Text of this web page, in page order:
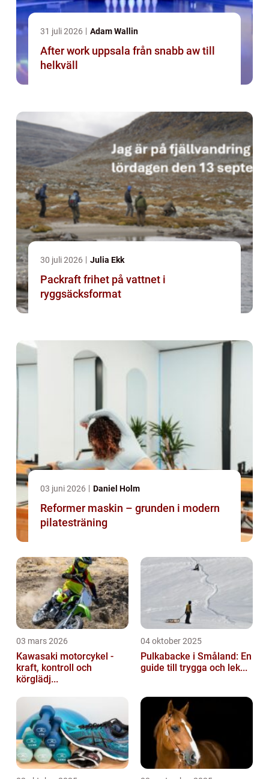
31 juli 2026 Adam Wallin
After work uppsala från snabb aw till
helkväll
30 juli 2026 Julia Ekk
Packraft frihet på vattnet i
ryggsäcksformat
03 juni 2026 Daniel Holm
Reformer maskin – grunden i modern
pilatesträning
03 mars 2026
Kawasaki motorcykel -
kraft, kontroll och
körglädj...
04 oktober 2025
Pulkabacke i Småland: En
guide till trygga och lek...